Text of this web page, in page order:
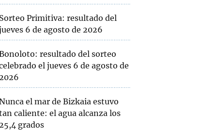
Primitiva: resultado del
6 de agosto de 2026
resultado del sorteo
el jueves 6 de agosto de
el mar de Bizkaia estuvo
caliente: el agua alcanza los
grados